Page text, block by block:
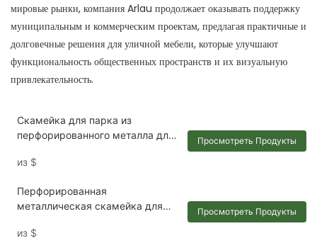
мировые рынки, компания Arlau продолжает оказывать поддержку
муниципальным и коммерческим проектам, предлагая практичные и
долговечные решения для уличной мебели, которые улучшают
функциональность общественных пространств и их визуальную
привлекательность.
Скамейка для парка из
перфорированного металла для
воздухе, 4 фута, 6 футов, 8
из $
Просмотреть Продукты
Перфорированная
металлическая скамейка для
в виде отпечатков лап.
из $
Просмотреть Продукты